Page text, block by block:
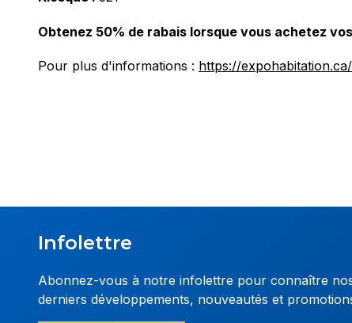
Obtenez 50% de rabais lorsque vous achetez
Pour plus d'informations : https://expohabitation.ca/
Infolettre
Abonnez-vous à notre infolettre pour connaître
derniers développements, nouveautés et